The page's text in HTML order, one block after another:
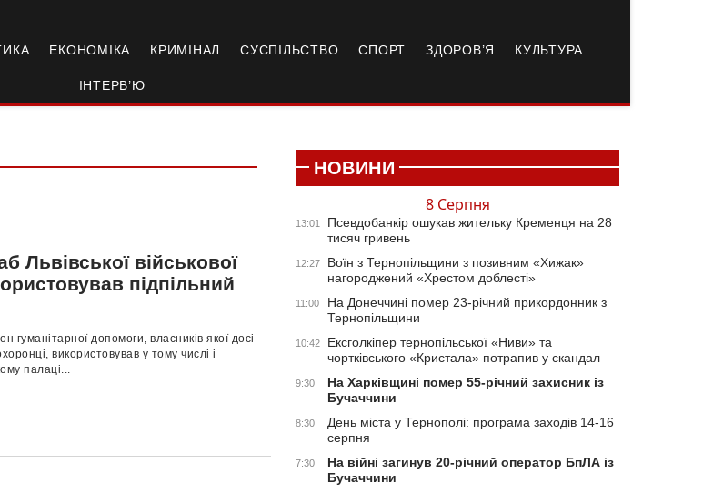
ЕКОНОМІКА КРИМІНАЛ СУСПІЛЬСТВО СПОРТ ЗДОРОВ’Я КУЛЬТУРА
ІНТЕРВ’Ю
Львівської військової
підпільний
гуманітарної допомоги, власників якої досі
використовував у тому числі і
палаці...
НОВИНИ
8 Серпня
13:01
Псевдобанкір ошукав жительку Кременця на 28
тисяч гривень
12:27
Воїн з Тернопільщини з позивним «Хижак»
нагороджений «Хрестом доблесті»
11:00
На Донеччині помер 23-річний прикордонник з
Тернопільщини
10:42
Ексголкіпер тернопільської «Ниви» та
чортківського «Кристала» потрапив у скандал
9:30
На Харківщині помер 55-річний захисник із
Бучаччини
8:30
День міста у Тернополі: програма заходів 14-16
серпня
7:30
На війні загинув 20-річний оператор БпЛА із
Бучаччини